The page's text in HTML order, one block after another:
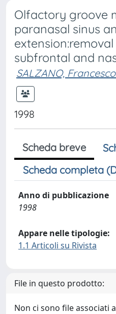
Olfactory groove
paranasal sinus
subfrontal and
SALZANO,
1998
Scheda breve
Scheda completa
Anno di pubblicazione
1998
Appare nelle tipologie:
1.1 Articoli su Rivista
File in questo prodotto:
Non ci sono file associati